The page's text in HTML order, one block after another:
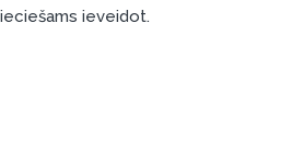
ieveidot.